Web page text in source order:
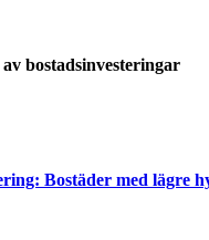
bostadsinvesteringar
Bostäder med lägre